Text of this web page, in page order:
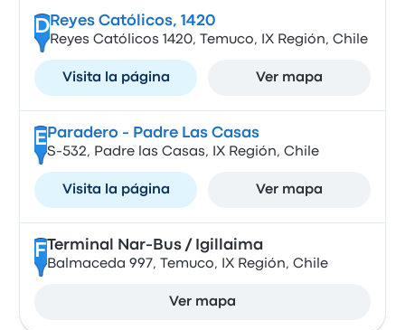
DReyes Católicos, 1420
Reyes Católicos 1420, Temuco, IX Región, Chile
Visita la página Ver mapa
E Paradero - Padre Las Casas
S-532, Padre las Casas, IX Región, Chile
Visita la página Ver mapa
F Terminal Nar-Bus / Igillaima
Balmaceda 997, Temuco, IX Región, Chile
Ver mapa